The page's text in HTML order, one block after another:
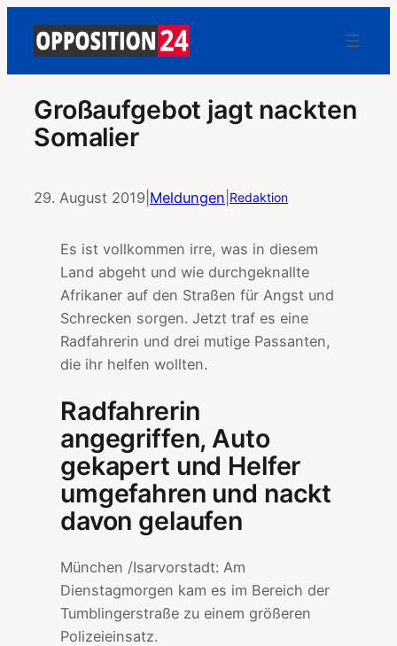
Großaufgebot jagt nackten
Somalier
29. August 2019 Meldungen Redaktion
Es ist vollkommen irre, was in diesem
Land abgeht und wie durchgeknallte
Afrikaner auf den Straßen für Angst und
Schrecken sorgen. Jetzt traf es eine
Radfahrerin und drei mutige Passanten,
die ihr helfen wollten.
Radfahrerin
angegriffen, Auto
gekapert und Helfer
umgefahren und nackt
davon gelaufen
München /Isarvorstadt: Am
Dienstagmorgen kam es im Bereich der
Tumblingerstraße zu einem größeren
Polizeieinsatz.